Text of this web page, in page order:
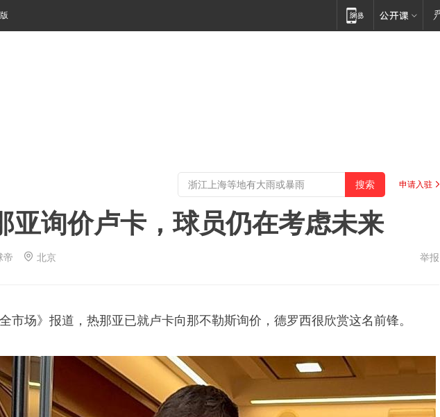
申请入驻
亚询价卢卡，球员仍在考虑未来
帝 北京 举报
市场》报道，热那亚已就卢卡向那不勒斯询价，德罗西很欣赏这名前锋。